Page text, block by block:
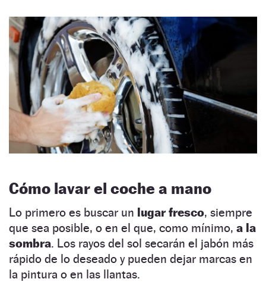
Cómo lavar el coche a mano
Lo primero es buscar un lugar fresco, siempre
que sea posible, o en el que, como mínimo, a la
sombra. Los rayos del sol secarán el jabón más
rápido de lo deseado y pueden dejar marcas en
la pintura o en las llantas.